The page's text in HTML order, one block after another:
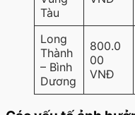
Tàu
Long
Thành
– Bình
Dương
800.0
00
VNĐ